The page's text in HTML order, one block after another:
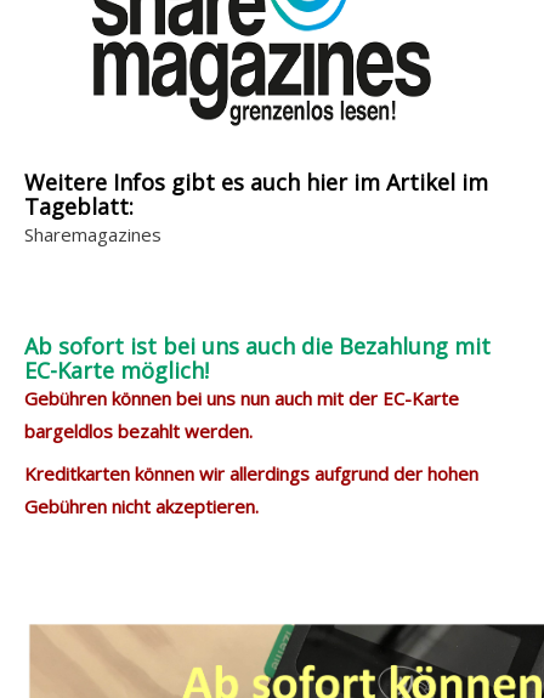
Weitere Infos gibt es auch hier im Artikel im
Tageblatt:
Sharemagazines
Ab sofort ist bei uns auch die Bezahlung mit
EC-Karte möglich!
Gebühren können bei uns nun auch mit der EC-Karte
bargeldlos bezahlt werden.
Kreditkarten können wir allerdings aufgrund der hohen
Gebühren nicht akzeptieren.